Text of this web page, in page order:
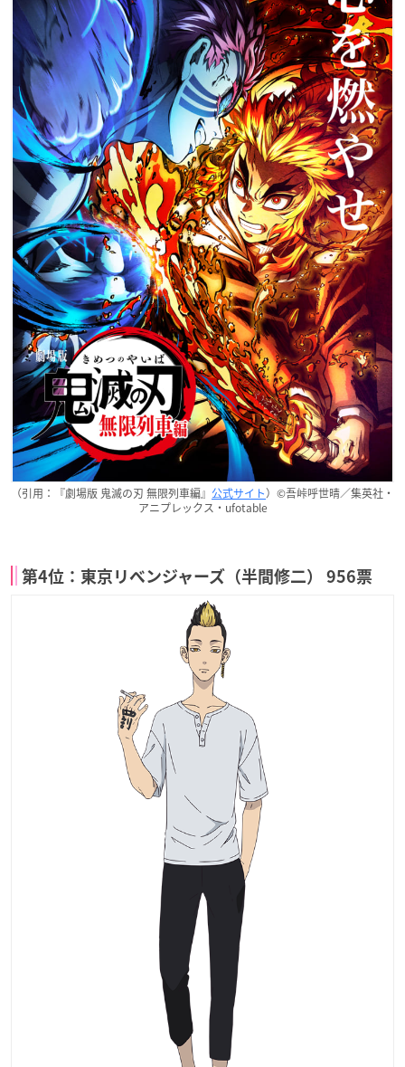
（引用：『劇場版 鬼滅の刃 無限列車編』 公式サイト）©吾峠呼世晴／集英社・
アニプレックス・ufotable
第4位：東京リベンジャーズ（半間修二） 956票